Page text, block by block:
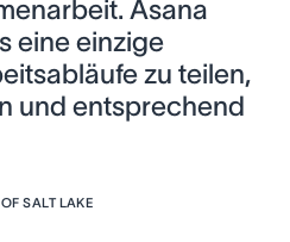
Asana
eine einzige
zu teilen,
und entsprechend
SALT LAKE